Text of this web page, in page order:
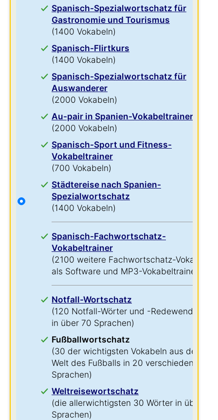
Spanisch-Spezialwortschatz für
Gastronomie und Tourismus
(1400 Vokabeln)
Spanisch-Flirtkurs
(1400 Vokabeln)
Spanisch-Spezialwortschatz für
Auswanderer
(2000 Vokabeln)
Au-pair in Spanien-Vokabeltrainer
(2000 Vokabeln)
Spanisch-Sport und Fitness-
Vokabeltrainer
(700 Vokabeln)
Städtereise nach Spanien-
Spezialwortschatz
(1400 Vokabeln)
Spanisch-Fachwortschatz-
Vokabeltrainer
(2100 weitere Fachwortschatz-Vokabeln
als Software und MP3-Vokabeltrainer)
Notfall-Wortschatz
(120 Notfall-Wörter und -Redewendungen
in über 70 Sprachen)
Fußballwortschatz
(30 der wichtigsten Vokabeln aus der
Welt des Fußballs in 20 verschiedenen
Sprachen)
Weltreisewortschatz
(die allerwichtigsten 30 Wörter in über 60
Sprachen)